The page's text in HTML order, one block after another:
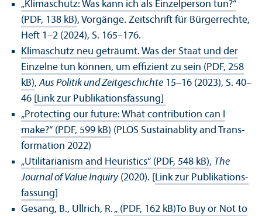
„Klimaschutz: Was kann ich als Einzelperson tun?“
(PDF, 138 kB), Vorgänge. Zeitschrift für Bürgerrechte,
Heft 1–2 (2024), S. 165–176.
Klimaschutz neu geträumt. Was der Staat und der
Einzelne tun können, um effizient zu sein (PDF, 258
kB),Aus Politik und Zeitgeschichte 15–16 (2023), S. 40–
46 [Link zur Publikations­fassung]
„Protecting our future: What contribution can I
make?“ (PDF, 599 kB) (PLOS Sustainablity and Trans­
formation 2022)
„Utilitarianism and Heuristics“ (PDF, 548 kB), The
Journal of Value Inquiry(2020). [ Link zur Publikations­
fassung
Gesang, B., Ullrich, R.„ (PDF, 162 kB) To Buy or Not to